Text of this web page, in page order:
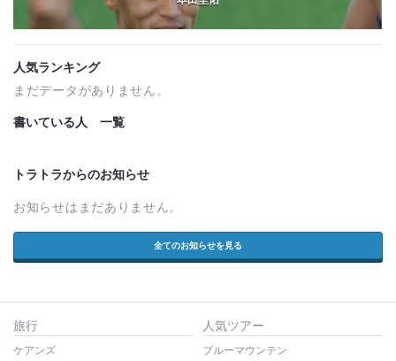
人気ランキング
まだデータがありません。
書いている人 一覧
トラトラからのお知らせ
お知らせはまだありません。
全てのお知らせを見る
旅行
ケアンズ
人気ツアー
ブルーマウンテン